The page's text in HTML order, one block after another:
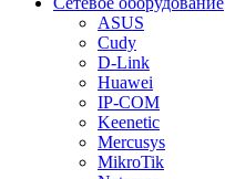
ASUS
Cudy
D-Link
Huawei
IP-COM
Keenetic
Mercusys
MikroTik